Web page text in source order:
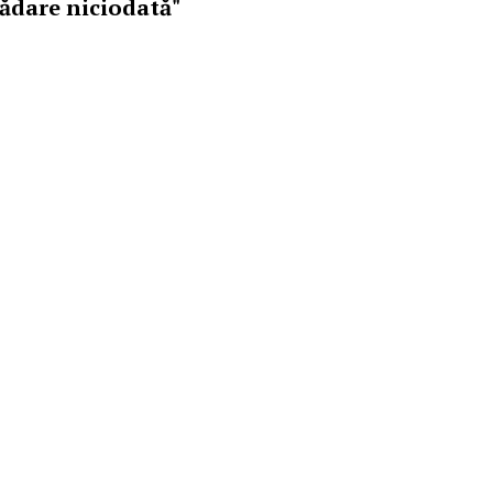
niciodată"